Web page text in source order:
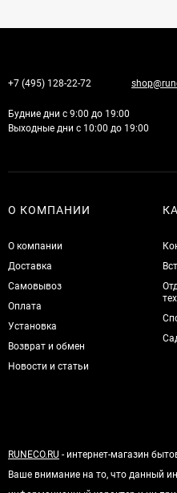
+7 (495) 128-22-72
Будние дни с 9:00 до 19:00
Выходные дни с 10:00 до 19:00
О КОМПАНИИ
О компании
Доставка
Самовывоз
Оплата
Установка
Возврат и обмен
Новости и статьи
RUNECO.RU - интернет-магазин
Ваше внимание на то, что данный